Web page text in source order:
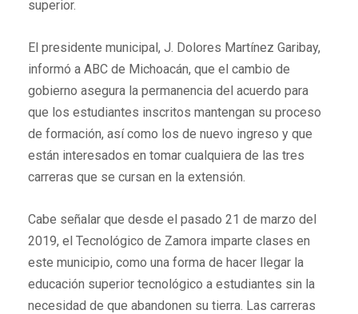
superior.
El presidente municipal, J. Dolores Martínez Garibay,
informó a ABC de Michoacán, que el cambio de
gobierno asegura la permanencia del acuerdo para
que los estudiantes inscritos mantengan su proceso
de formación, así como los de nuevo ingreso y que
están interesados en tomar cualquiera de las tres
carreras que se cursan en la extensión.
Cabe señalar que desde el pasado 21 de marzo del
2019, el Tecnológico de Zamora imparte clases en
este municipio, como una forma de hacer llegar la
educación superior tecnológico a estudiantes sin la
necesidad de que abandonen su tierra. Las carreras